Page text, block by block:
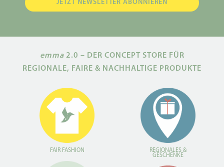
emma2.0 – DER CONCEPT STORE FÜR
REGIONALE, FAIRE & NACHHALTIGE PRODUKTE
FAIR FASHION
REGIONALES &
GESCHENKE